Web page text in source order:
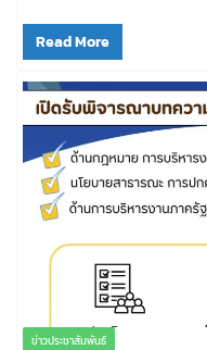
Read More
ข่าวประชาสัมพันธ์